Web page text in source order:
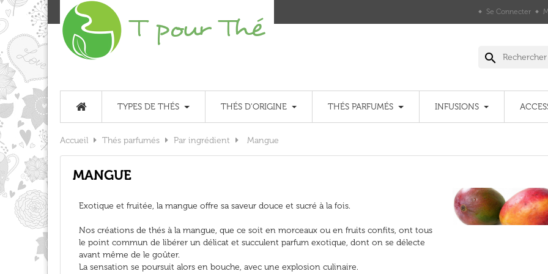
Se Connecter
search
TYPES DE THÉS THÉS D'ORIGINE THÉS PARFUMÉS INFUSIONS
Accueil Thés parfumés Par ingrédient Mangue
MANGUE
Exotique et fruitée, la mangue offre sa saveur douce et sucré à la fois.
Nos créations de thés à la mangue, que ce soit en morceaux ou en fruits confits, ont tous
le point commun de libérer un délicat et succulent parfum exotique, dont on se délecte
avant même de le goûter.
La sensation se poursuit alors en bouche, avec une explosion culinaire.